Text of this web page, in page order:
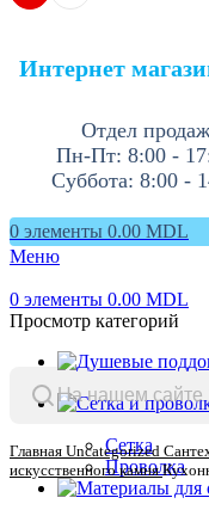
Интернет
Отдел
Пн-Пт: 8:00 -
Суббота: 8:00 -
0 элементы 0.00 MDL
Меню
0 элементы 0.00 MDL
Просмотр категорий
Сетка
Проволка
Главная Uncategorized
искусственного камня